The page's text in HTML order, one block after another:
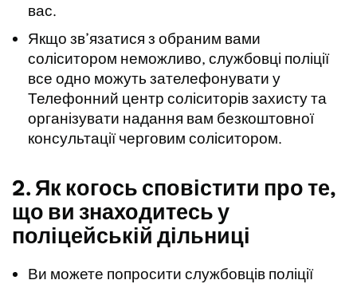
вас.
Якщо зв’язатися з обраним вами
соліситором неможливо, службовці поліції
все одно можуть зателефонувати у
Телефонний центр соліситорів захисту та
організувати надання вам безкоштовної
консультації черговим соліситором.
2. Як когось сповістити про те,
що ви знаходитесь у
поліцейській дільниці
Ви можете попросити службовців поліції